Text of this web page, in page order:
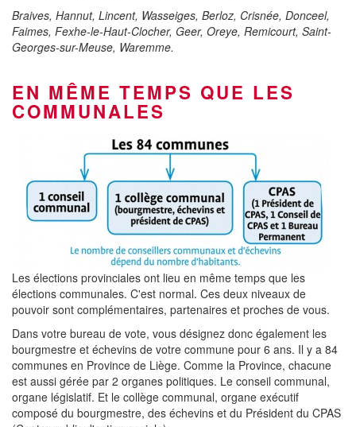
Braives, Hannut, Lincent, Wasseiges, Berloz, Crisnée, Donceel,
Faimes, Fexhe-le-Haut-Clocher, Geer, Oreye, Remicourt, Saint-
Georges-sur-Meuse, Waremme.
EN MÊME TEMPS QUE LES
COMMUNALES
Les élections provinciales ont lieu en même temps que les
élections communales. C'est normal. Ces deux niveaux de
pouvoir sont complémentaires, partenaires et proches de vous.
Dans votre bureau de vote, vous désignez donc également les
bourgmestre et échevins de votre commune pour 6 ans. Il y a 84
communes en Province de Liège. Comme la Province, chacune
est aussi gérée par 2 organes politiques. Le conseil communal,
organe législatif. Et le collège communal, organe exécutif
composé du bourgmestre, des échevins et du Président du CPAS